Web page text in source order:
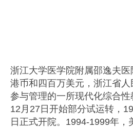
浙江大学医学院附属邵逸夫
港币和四百万美元，浙江省
参与管理的一所现代化综合
12月27日开始部分试运转，
日正式开院。1994-1999年